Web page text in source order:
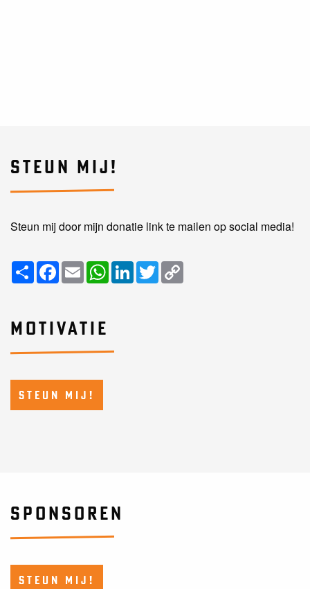
STEUN MIJ!
Steun mij door mijn donatie link te mailen op social media!
ShareFacebook
EmailWhatsApp
LinkedIn
Twitter
MOTIVATIE
STEUN MIJ!
SPONSOREN
STEUN MIJ!